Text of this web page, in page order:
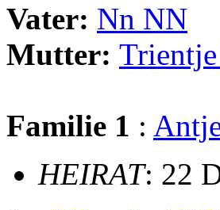
Vater: Nn NN
Mutter:
Familie 1 :
HEIRAT: 22